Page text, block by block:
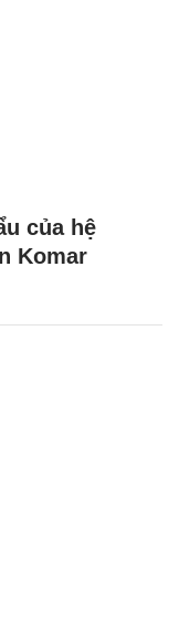
của hệ
Komar